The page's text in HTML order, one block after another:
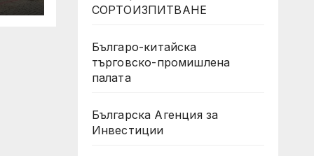
СОРТОИЗПИТВАНЕ
Българо-китайска
търговско-промишлена
палата
Българска Агенция за
Инвестиции